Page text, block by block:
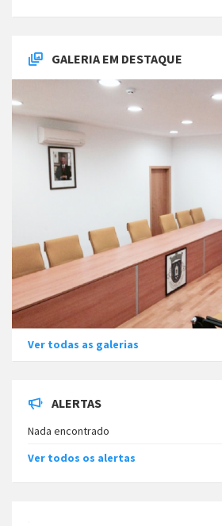
GALERIA EM DESTAQUE
Ver todas as galerias
ALERTAS
Nada encontrado
Ver todos os alertas